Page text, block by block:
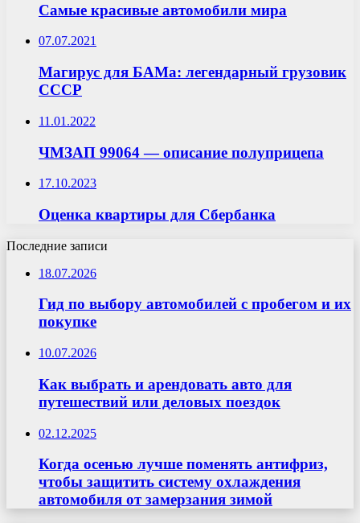
Самые красивые автомобили мира
07.07.2021
Магирус для БАМа: легендарный грузовик
СССР
11.01.2022
ЧМЗАП 99064 — описание полуприцепа
17.10.2023
Оценка квартиры для Сбербанка
Последние записи
18.07.2026
Гид по выбору автомобилей с пробегом и их
покупке
10.07.2026
Как выбрать и арендовать авто для
путешествий или деловых поездок
02.12.2025
Когда осенью лучше поменять антифриз,
чтобы защитить систему охлаждения
автомобиля от замерзания зимой